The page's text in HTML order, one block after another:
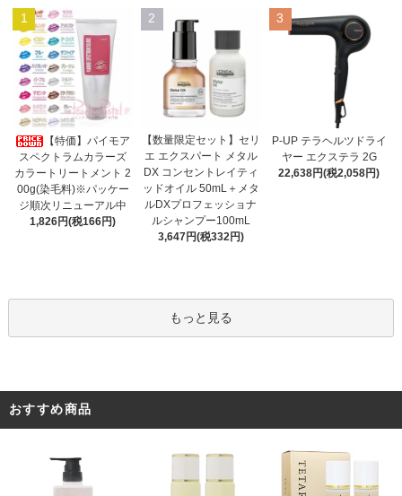
1
【特価】パイモア
スペクトラムカラーズ
カラートリートメント 2
00g(染毛料)※パッケー
ジ順次リニューアル中
1,826円(税166円)
2
【数量限定セット】セリ
エ エクスパート メタル
DX コンセントレイティ
ッドオイル 50mL＋メタ
ルDXプロフェッショナ
ルシャンプー100mL
3,647円(税332円)
3
P-UP テラヘルツドライ
ヤー エクステラ 2G
22,638円(税2,058円)
もっと見る
おすすめ商品